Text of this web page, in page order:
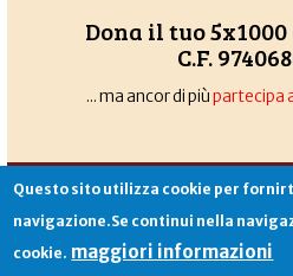
Dona il tuo
C.F.
... ma ancor di piùpartecipa
Associazione La Scighera copyleft
Sito creato da
Questo sito utilizza cookie per
navigazione.Se continui nella
cookie. maggiori informazioni